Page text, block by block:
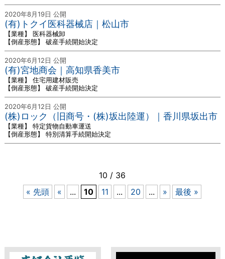
2020年8月19日 公開
(有)トクイ医科器械店｜松山市
【業種】 医科器械卸
【倒産形態】 破産手続開始決定
2020年6月12日 公開
(有)宮地商会｜高知県香美市
【業種】 住宅用建材販売
【倒産形態】 破産手続開始決定
2020年6月12日 公開
(株)ロック（旧商号・(株)坂出陸運）｜香川県坂出市
【業種】 特定貨物自動車運送
【倒産形態】 特別清算手続開始決定
10 / 36
« 先頭
« ... 10 11 ... 20 ... » 最後 »